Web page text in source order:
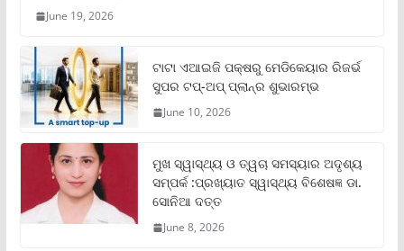
June 19, 2026
ଟାଟା ଏଆଇଜି ପକ୍ଷରୁ ମେଡିକେୟାର ରିଜର୍ଭ
ସୁପର ଟପ୍‌-ଅପ୍ ପ୍ଲାନ୍‌ର ଶୁଭାରମ୍ଭ
June 10, 2026
ମୁଖ ସ୍ୱାସ୍ଥ୍ୟ ଓ ତ୍ୱଚା ସମସ୍ୟାର ଅଦୃଶ୍ୟ
ସମ୍ପର୍କ :ପ୍ରଖ୍ୟାତ ସ୍ୱାସ୍ଥ୍ୟ ବିଶେଷଜ୍ଞ ଡା.
ସୋନିଆ ଦତ୍ତ
June 8, 2026